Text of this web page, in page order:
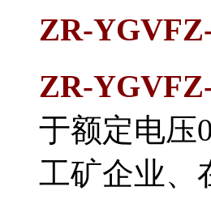
ZR-
ZR-
于额定电压
工矿企业